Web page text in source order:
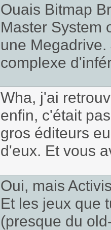
Ouais Bitmap
Master System
une
complexe
Wha, j'ai
enfin, c'était
gros éditeurs
d'eux. Et vous
Oui, mais
Et les jeux que
(presque du